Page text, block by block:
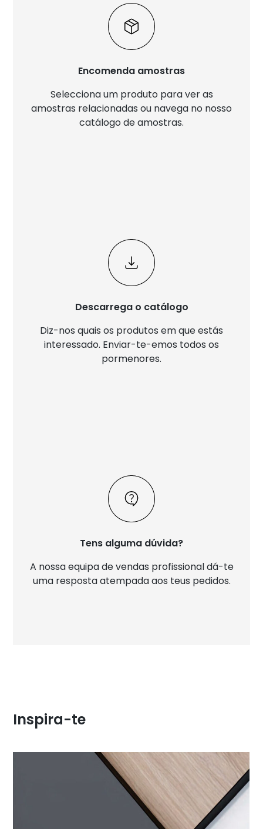
Encomenda amostras
Selecciona um produto para ver as
amostras relacionadas ou navega no nosso
catálogo de amostras.
Descarrega o catálogo
Diz-nos quais os produtos em que estás
interessado. Enviar-te-emos todos os
pormenores.
Tens alguma dúvida?
A nossa equipa de vendas profissional dá-te
uma resposta atempada aos teus pedidos.
Inspira-te